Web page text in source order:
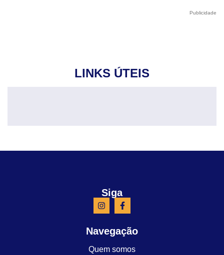
Publicidade
LINKS ÚTEIS
Siga
Navegação
Quem somos